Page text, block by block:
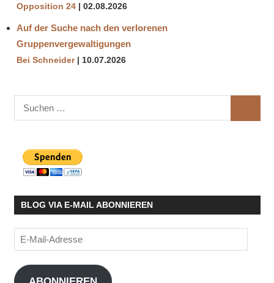
Opposition 24 02.08.2026
Auf der Suche nach den verlorenen
Gruppenvergewaltigungen
Bei Schneider 10.07.2026
Suchen
nach:
BLOG VIA E-MAIL ABONNIEREN
E-
Mail-
Adresse